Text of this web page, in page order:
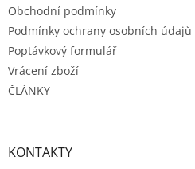
Obchodní podmínky
Podmínky ochrany osobních údajů
Poptávkový formulář
Vrácení zboží
ČLÁNKY
KONTAKTY